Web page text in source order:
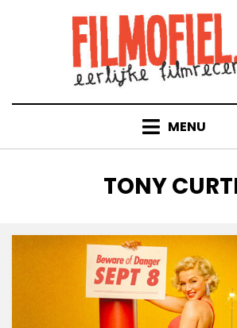
MENU
TAG
:
TONY